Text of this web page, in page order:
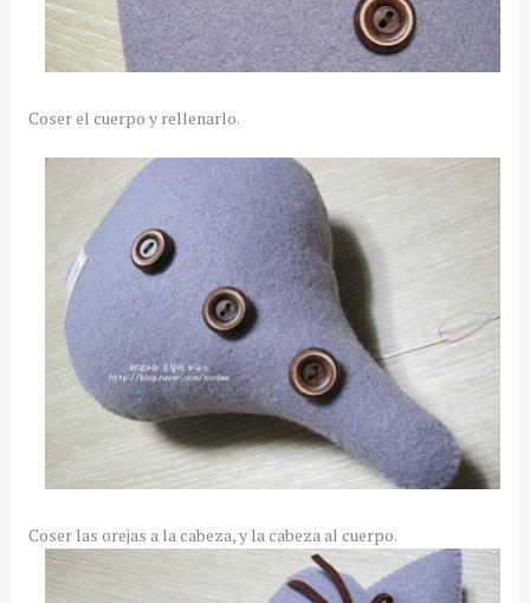
Coser el cuerpo y rellenarlo.
Coser las orejas a la cabeza, y la cabeza al cuerpo.